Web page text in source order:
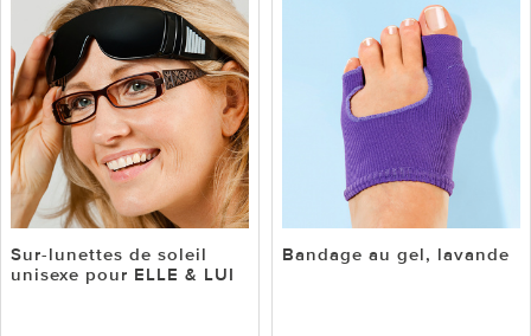
Sur-lunettes de soleil
unisexe pour ELLE & LUI
Bandage au gel, lavande